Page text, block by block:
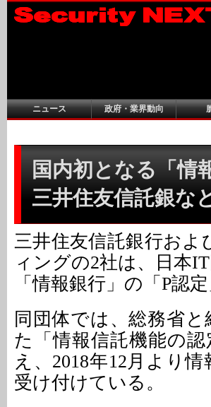
ニュース 政府・業界動向
国内初となる「情
三井住友信託銀な
三井住友信託銀行お
ィングの2社は、日本
「情報銀行」の「P認
同団体では、総務省
た「情報信託機能の
え、2018年12月より
受け付けている。